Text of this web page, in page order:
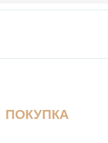
ПОКУПКА